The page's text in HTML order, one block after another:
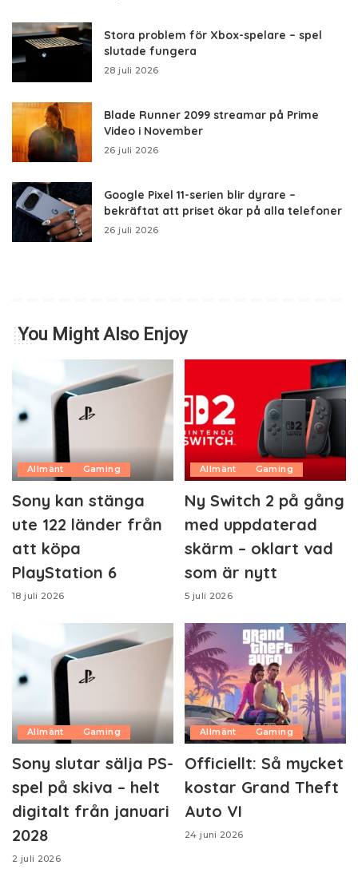
Stora problem för Xbox-spelare – spel
slutade fungera
28 juli 2026
Blade Runner 2099 streamar på Prime
Video i November
26 juli 2026
Google Pixel 11-serien blir dyrare –
bekräftat att priset ökar på alla telefoner
26 juli 2026
You Might Also Enjoy
Allmänt Gaming
Sony kan stänga
ute 122 länder från
att köpa
PlayStation 6
18 juli 2026
Allmänt Gaming
Ny Switch 2 på gång
med uppdaterad
skärm – oklart vad
som är nytt
5 juli 2026
Allmänt Gaming
Sony slutar sälja PS-
spel på skiva – helt
digitalt från januari
2028
2 juli 2026
Allmänt Gaming
Officiellt: Så mycket
kostar Grand Theft
Auto VI
24 juni 2026